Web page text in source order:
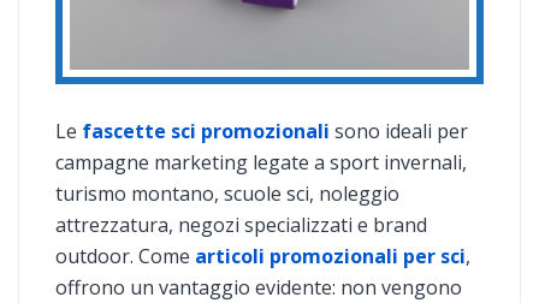
Le fascette sci promozionali sono ideali per
campagne marketing legate a sport invernali,
turismo montano, scuole sci, noleggio
attrezzatura, negozi specializzati e brand
outdoor. Come articoli promozionali per sci,
offrono un vantaggio evidente: non vengono